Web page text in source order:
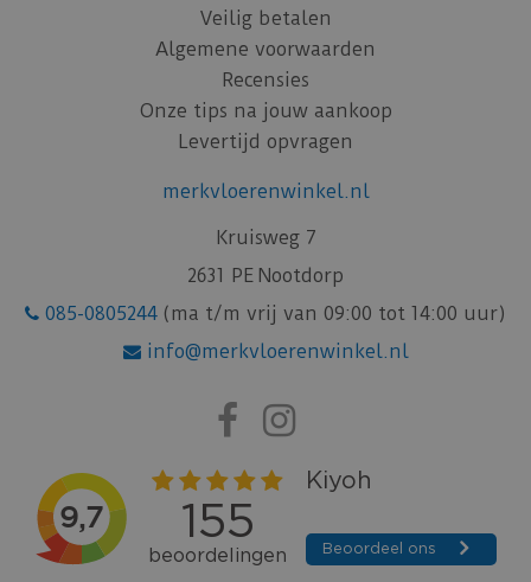
Veilig betalen
Algemene voorwaarden
Recensies
Onze tips na jouw aankoop
Levertijd opvragen
merkvloerenwinkel.nl
Kruisweg 7
2631 PE Nootdorp
085-0805244 (ma t/m vrij van 09:00 tot 14:00 uur)
info@merkvloerenwinkel.nl